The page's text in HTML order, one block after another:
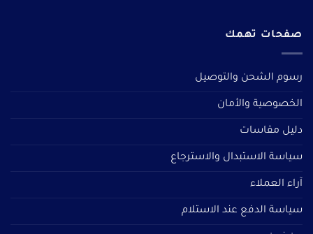
صفحات تهمك
رسوم الشحن والتوصيل
الخصوصية والأمان
دليل مقاسات
سياسة الاستبدال والاسترجاع
آراء العملاء
سياسة الدفع عند الاستلام